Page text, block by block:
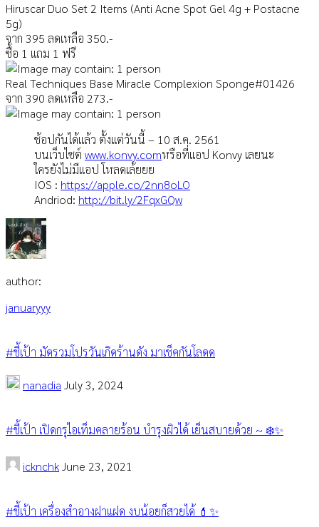
Hiruscar Duo Set 2 Items (Anti Acne Spot Gel 4g + Postacne
5g)
จาก 395 ลดเหลือ 350.-
ซื้อ 1 แถม 1 ฟรี
Real Techniques Base Miracle Complexion Sponge#01426
จาก 390 ลดเหลือ 273.-
ช้อปกันได้แล้ว ตั้งแต่วันนี้ – 10 ส.ค. 2561
บนเว็บไซต์ www.konvy.comหรือที่แอป Konvy เลยนะ
ใครยังไม่มีแอป โหลดเล้ยยย
IOS : https://apple.co/2nn8oLO
Andriod: http://bit.ly/2FqxGQw
author:
januaryyy
#ชี้เป้า มัดรวมโปรวันเกิดร้านดัง มาเช็คกันโลดด
nanadia July 3, 2024
#ชี้เป้า เปิดกรุไอเท็มคลายร้อน บำรุงผิวได้ เย็นสบายด้วย ~ ❄️✨
icknchk June 23, 2021
#ชี้เป้า เครื่องสำอางฝาแฝด งบน้อยก็สวยได้ 💄✨